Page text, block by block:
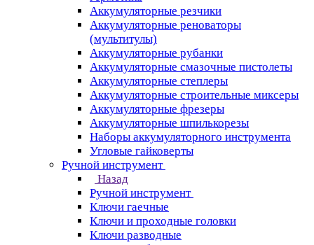
Аккумуляторные резчики
Аккумуляторные реноваторы
(мультитулы)
Аккумуляторные рубанки
Аккумуляторные смазочные пистолеты
Аккумуляторные степлеры
Аккумуляторные строительные миксеры
Аккумуляторные фрезеры
Аккумуляторные шпилькорезы
Наборы аккумуляторного инструмента
Угловые гайковерты
Ручной инструмент
Назад
Ручной инструмент
Ключи гаечные
Ключи и проходные головки
Ключи разводные